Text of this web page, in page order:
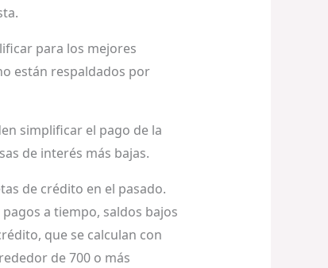
para los mejores
están respaldados por
simplificar el pago de la
de interés más bajas.
de crédito en el pasado.
a tiempo, saldos bajos
que se calculan con
de 700 o más